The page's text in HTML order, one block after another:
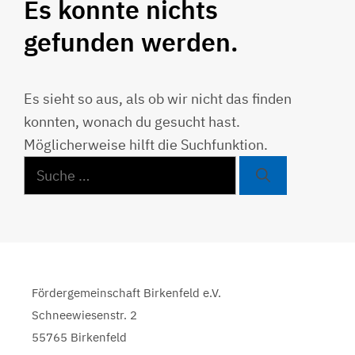
Es konnte nichts
gefunden werden.
Es sieht so aus, als ob wir nicht das finden
konnten, wonach du gesucht hast.
Möglicherweise hilft die Suchfunktion.
Suche
nach:
Fördergemeinschaft Birkenfeld e.V.
Schneewiesenstr. 2
55765 Birkenfeld